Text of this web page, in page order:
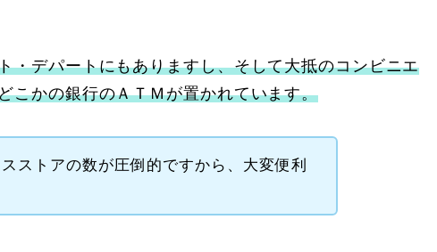
・デパートにもありますし、そして大抵のコンビニエ
こかの銀行のＡＴＭが置かれています。
ストアの数が圧倒的ですから、大変便利